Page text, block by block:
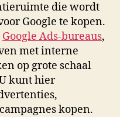
die wordt
Google te kopen.
Google Ads-bureaus,
met interne
op grote schaal
kunt hier
kopen.